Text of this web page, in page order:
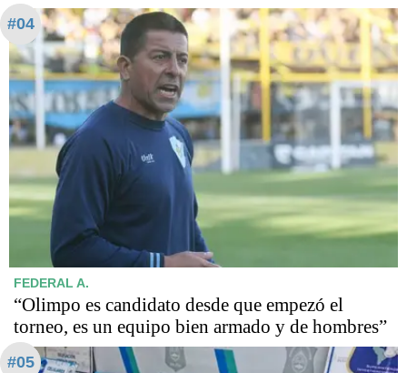
#04
FEDERAL A.
“Olimpo es candidato desde que empezó el
torneo, es un equipo bien armado y de hombres”
#05